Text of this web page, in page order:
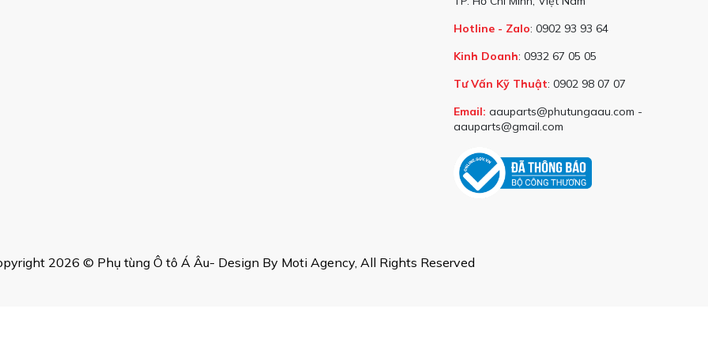
Phuộc giảm xóc đóng vai trò quan trọng trong việc giảm thiểu rung động và sốc từ mặt đường. Điều này giúp hành khách cảm thấy êm
chuyển ở tốc độ cao. Điều này cải thiện khả năng điều khiển xe, đảm bảo an toàn cho hành khách và tài xế.
cơ. Bằng cách giảm thiểu sự hao mòn của các bộ phận này, phuộc giảm xóc giúp kéo dài tuổi thọ của xe và giảm chi phí bảo dưỡng.
Hotline - Zalo: 0902 93 93 64
Kinh Doanh: 0932 67 05 05
Tư Vấn Kỹ Thuật: 0902 98 07 07
Email: aauparts@phutungaau.com -
aauparts@gmail.com
2026 © Phụ tùng Ô tô Á Âu- Design By Moti Agency, All Rights Reserved